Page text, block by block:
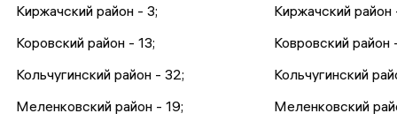
Киржачский район - 3;
Коровский район - 13;
Кольчугинский район - 32;
Меленковский район - 19;
Киржачский
Ковровский район
Кольчугинский
Меленковский